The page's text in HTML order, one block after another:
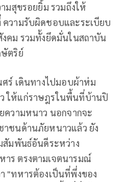
มสุขรอยยิ้ม รวมถึงให้
วามรับผิดชอบและระเบียบ
คม รวมทั้งยึดมั่นในสถาบัน
ตริย์
ร์ เดินทางไปมอบผ้าห่ม
ให้แก่ราษฎรในพื้นที่บ้านปิ
ความหนาว นอกจากจะ
าชนด้านภัยหนาวแล้ว ยัง
สัมพันธ์อันดีระหว่าง
ร ตรงตามเจตนารมณ์
"ทหารต้องเป็นที่พึ่งของ